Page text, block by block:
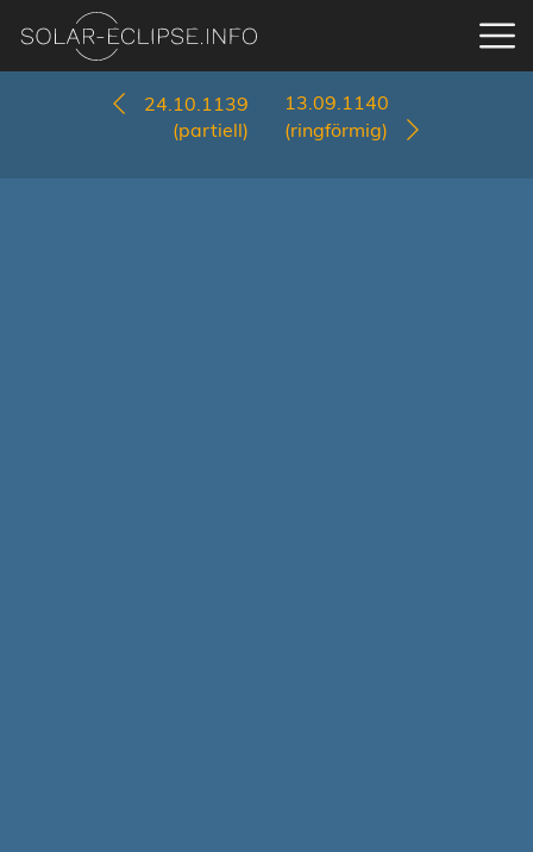
24.10.1139
(partiell)
13.09.1140
(ringförmig)